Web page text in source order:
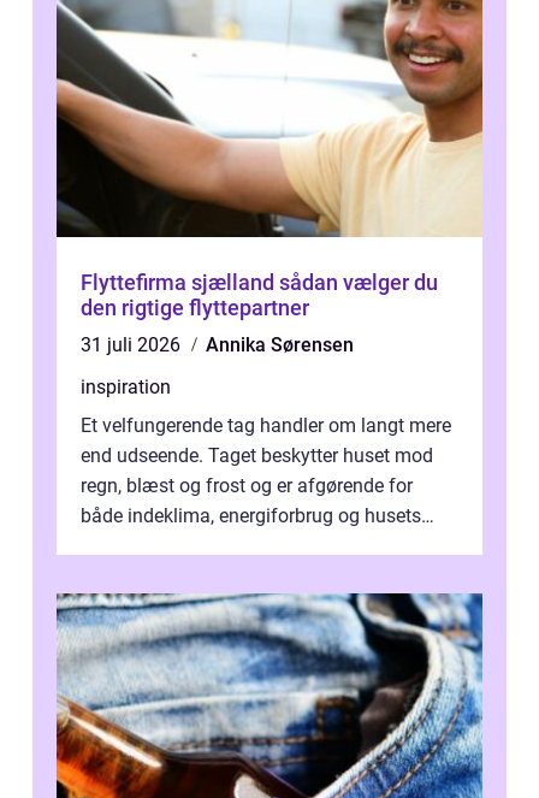
Flyttefirma sjælland sådan vælger du
den rigtige flyttepartner
31 juli 2026
Annika Sørensen
inspiration
Et velfungerende tag handler om langt mere
end udseende. Taget beskytter huset mod
regn, blæst og frost og er afgørende for
både indeklima, energiforbrug og husets